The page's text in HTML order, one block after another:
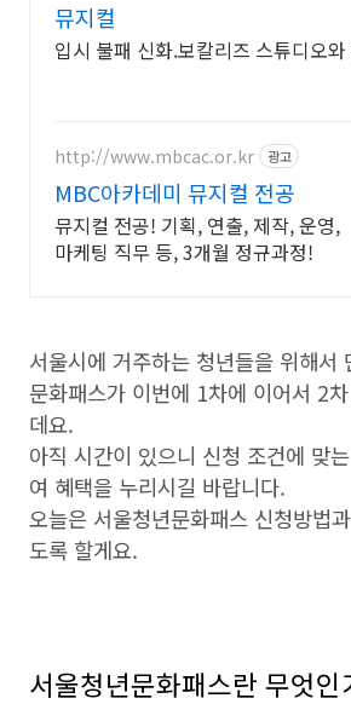
뮤지컬
입시 불패 신화.보칼리즈 스튜디오
http://www.mbcac.or.kr 광고
MBC아카데미 뮤지컬 전공
뮤지컬 전공! 기획, 연출, 제작, 운영,
마케팅 직무 등, 3개월 정규과정!
서울시에 거주하는 청년들을 위해서
문화패스가 이번에 1차에 이어서 2
데요.
아직 시간이 있으니 신청 조건에 맞
여 혜택을 누리시길 바랍니다.
오늘은 서울청년문화패스 신청방법
도록 할게요.
서울청년문화패스란 무엇인